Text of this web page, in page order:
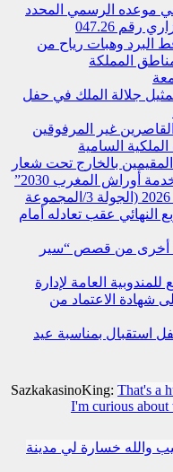
موعده الرسمي المحدد
047.26
البرد وهبات رياح من
المملكة
جلالة الملك في حفل
غير المرفوقين
السامية
المقيمين بالخارج تحت شعار
أوراش المغرب 2030”
كأس إفريقيا للسيدات – المغرب 2026 (الجولة 3/المجموعة
النهائي عقب تعادله أمام
أخرى من قصص “سير
للمندوبية العامة لإدارة
شهادة الاعتماد من
استقبال بمناسبة عيد
SazkakasinoKing: That's a
I'm curious about
والله خسارة لي مدينة